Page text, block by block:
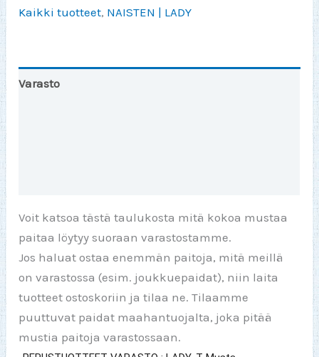
Kaikki tuotteet, NAISTEN | LADY
Varasto
Voit katsoa tästä taulukosta mitä kokoa mustaa
paitaa löytyy suoraan varastostamme.
Jos haluat ostaa enemmän paitoja, mitä meillä
on varastossa (esim. joukkuepaidat), niin laita
tuotteet ostoskoriin ja tilaa ne. Tilaamme
puuttuvat paidat maahantuojalta, joka pitää
mustia paitoja varastossaan.